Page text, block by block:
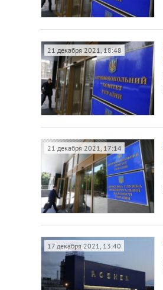
21 декабря 2021, 18:48
21 декабря 2021, 17:14
17 декабря 2021, 13:40